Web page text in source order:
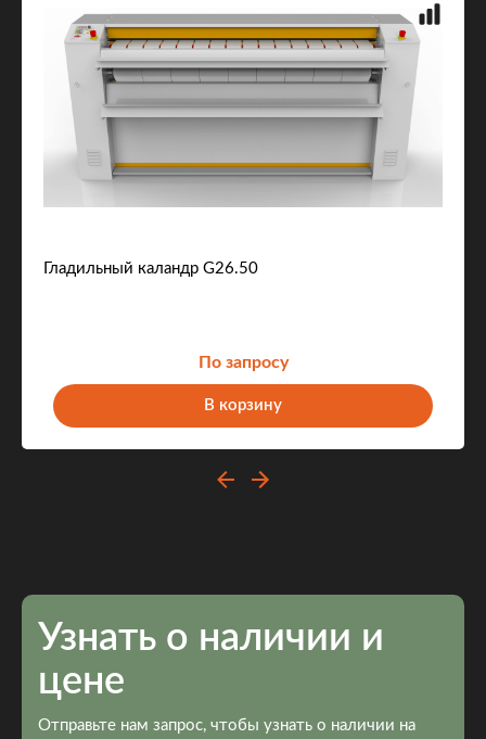
Гладильный каландр G26.50
По запросу
В корзину
Узнать о наличии и
цене
Отправьте нам запрос, чтобы узнать о наличии на